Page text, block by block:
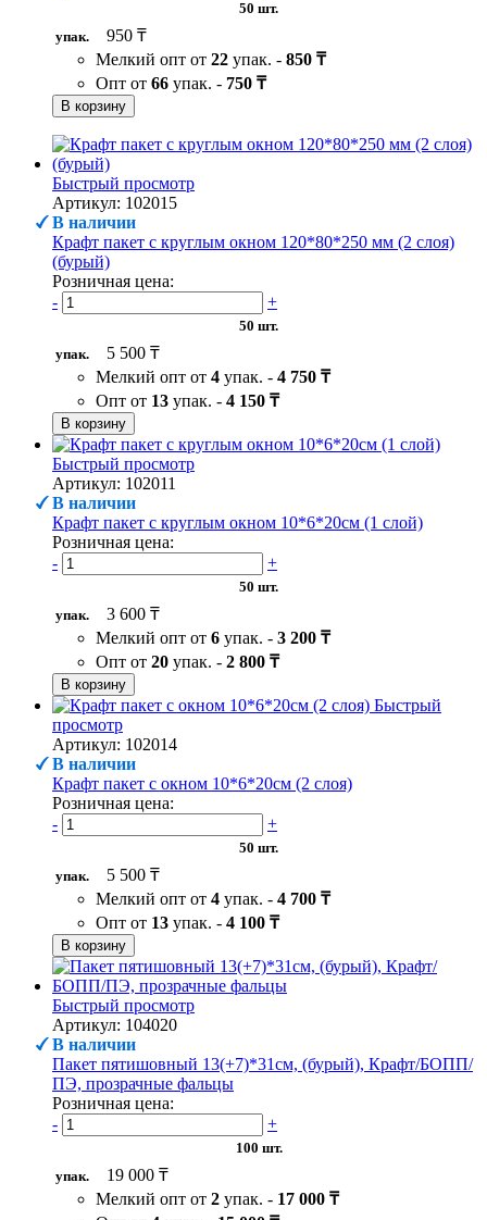
50 шт.
упак.
950 ₸
Мелкий опт от 22 упак. - 850 ₸
Опт от 66 упак. - 750 ₸
В корзину
Быстрый просмотр
Артикул: 102015
В наличии
Крафт пакет с круглым окном 120*80*250 мм (2 слоя)
(бурый)
Розничная цена:
-
+
50 шт.
упак.
5 500 ₸
Мелкий опт от 4 упак. - 4 750 ₸
Опт от 13 упак. - 4 150 ₸
В корзину
Быстрый просмотр
Артикул: 102011
В наличии
Крафт пакет с круглым окном 10*6*20см (1 слой)
Розничная цена:
-
+
50 шт.
упак.
3 600 ₸
Мелкий опт от 6 упак. - 3 200 ₸
Опт от 20 упак. - 2 800 ₸
В корзину
Быстрый
просмотр
Артикул: 102014
В наличии
Крафт пакет с окном 10*6*20см (2 слоя)
Розничная цена:
-
+
50 шт.
упак.
5 500 ₸
Мелкий опт от 4 упак. - 4 700 ₸
Опт от 13 упак. - 4 100 ₸
В корзину
Быстрый просмотр
Артикул: 104020
В наличии
Пакет пятишовный 13(+7)*31см, (бурый), Крафт/БОПП/
ПЭ, прозрачные фальцы
Розничная цена:
-
+
100 шт.
упак.
19 000 ₸
Мелкий опт от 2 упак. - 17 000 ₸